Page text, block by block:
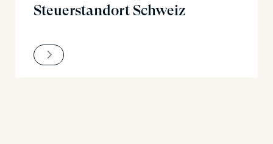
Steuerstandort Schweiz